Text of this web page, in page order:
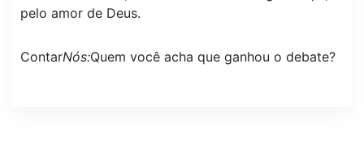
pelo amor de Deus.
ContarNós:Quem você acha que ganhou o debate?